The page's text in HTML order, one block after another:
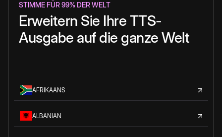
STIMME FÜR 99% DER WELT
Erweitern Sie Ihre TTS-
Ausgabe auf die ganze Welt
AFRIKAANS
ALBANIAN